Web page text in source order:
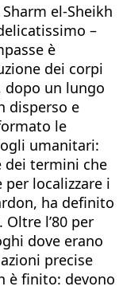
el-Sheikh
–
è
dei corpi
dopo un lungo
disperso e
le
umanitari:
dei termini che
localizzare i
ha definito
l’80 per
dove erano
precise
è finito: devono